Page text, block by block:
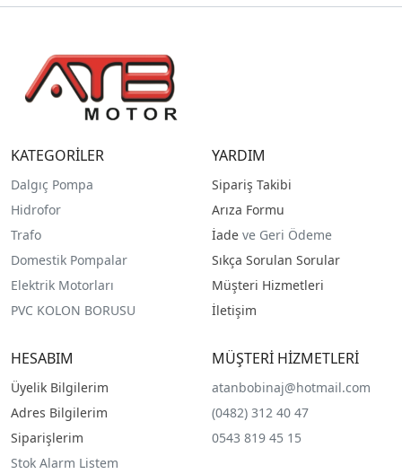
KATEGORİLER
Dalgıç Pompa
Hidrofor
Trafo
Domestik Pompalar
Elektrik Motorları
PVC KOLON BORUSU
YARDIM
Sipariş Takibi
Arıza Formu
İade ve Geri Ödeme
Sıkça Sorulan Sorular
Müşteri Hizmetleri
İletişim
HESABIM
Üyelik Bilgilerim
Adres Bilgilerim
Siparişlerim
Stok Alarm Listem
MÜŞTERİ HİZMETLERİ
atanbobinaj@hotmail.com
(0482) 312 40 47
0543 819 45 15